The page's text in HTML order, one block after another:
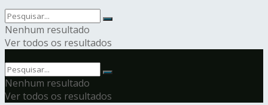
Nenhum resultado
Ver todos os resultados
Nenhum resultado
Ver todos os resultados